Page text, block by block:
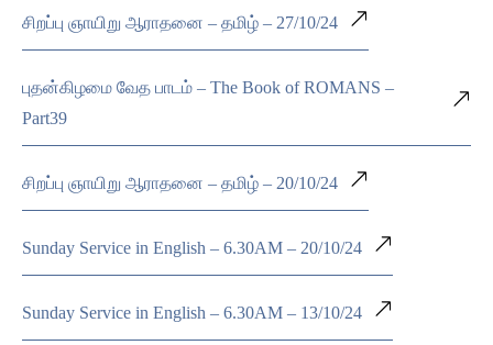
சிறப்பு ஞாயிறு ஆராதனை – தமிழ் – 27/10/24
புதன்கிழமை வேத பாடம் – The Book of ROMANS –
Part39
சிறப்பு ஞாயிறு ஆராதனை – தமிழ் – 20/10/24
Sunday Service in English – 6.30AM – 20/10/24
Sunday Service in English – 6.30AM – 13/10/24